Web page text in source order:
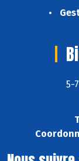
5-